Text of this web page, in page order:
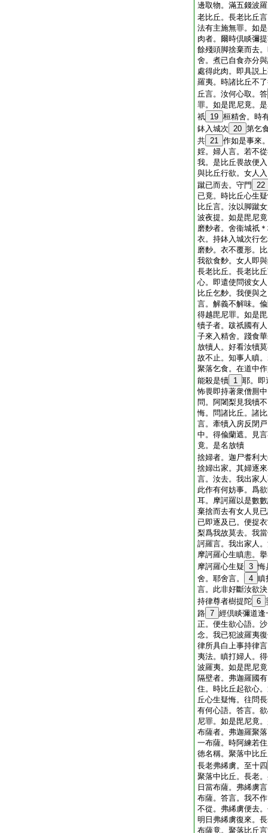
邊取物。滿五錢波
老比丘。長老比丘
法有主施無罪。如
肉者。爾時倶睒彌
餘殘頭脚捨棄而去
舍。煮已自食亦分
處得此肉。即具説
羅夷。時諸比丘不
丘言。汝何心取。答
罪。如是毘尼竟。
祇 19 桓精舍。時
鉢入城次 20 第乞
共 21 作如是事來
婬。婦人言。若不
我。是比丘畏故便
與比丘行欲。女人
蹴已而去。守門
22
已竟。時比丘心生
比丘言。汝以脚蹴
波夜提。如是毘尼
磨麨者。舍衞城祇
衣。持鉢入城次行
磨麨。衣不覆形。
我欲食麨。女人即
長老比丘。長老比
心。即遣使問彼女
比丘乞麨。我便與
言。解義不解味。
得越毘尼罪。如是
犢子者。跋祇國有
子來入精舍。踐食
放犢人。好看汝犢
故不止。知事人瞋
聚落乞食。在道中
能殺是犢 1 耶。即
怖畏即持著衆僧厠
問。阿闍梨見我犢
悔。問諸比丘。諸
言。牽犢入房反閉
中。得偸蘭遮。見
竟。是名放犢
捨婦者。迦尸耆利
捨婦出家。其婦逐
言。汝去。我出家
此作有何妨事。爲
耳。摩訶羅以是數
棄捨而去有女人見
已即逐及已。便捉
梨爲我故莫去。我
訶羅言。我出家人
摩訶羅心生瞋恚。
摩訶羅心生疑 3 悔
舍。耶舍言。
4 瞋
言。此非好斷汝欲
持律尊者樹提陀 6
路 7 經倶睒彌道逢
正。便生欲心語。
念。我已犯波羅夷
律所具白上事持律
夷法。瞋打婦人。
波羅夷。如是毘尼
隔壁者。弗迦羅國
住。時比丘起欲心
丘心生疑悔。往問
有何心語。答言。
尼罪。如是毘尼竟
布薩者。弗迦羅聚
一布薩。時阿練若
徳名稱。聚落中比
長老弗絺虜。至十四
聚落中比丘。長老
日當布薩。弗絺虜
布薩。答言。我不
不從。弗絺虜便去
明日弗絺虜復來。
布薩竟。聚落比丘